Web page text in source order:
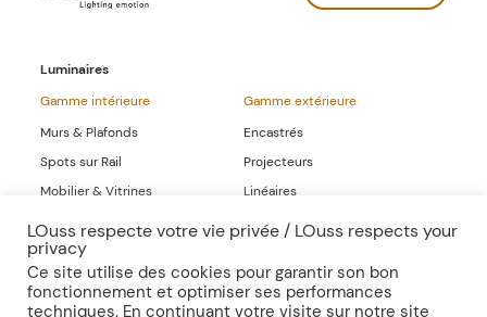
Luminaires
Gamme intérieure
Murs & Plafonds
Spots sur Rail
Mobilier & Vitrines
Gammes Complètes
Gamme extérieure
Encastrés
Projecteurs
Linéaires
Sur-mesure Publications
LOuss respecte votre vie privée / LOuss respects your
privacy
Ce site utilise des cookies pour garantir son bon
fonctionnement et optimiser ses performances
techniques. En continuant votre visite sur notre site